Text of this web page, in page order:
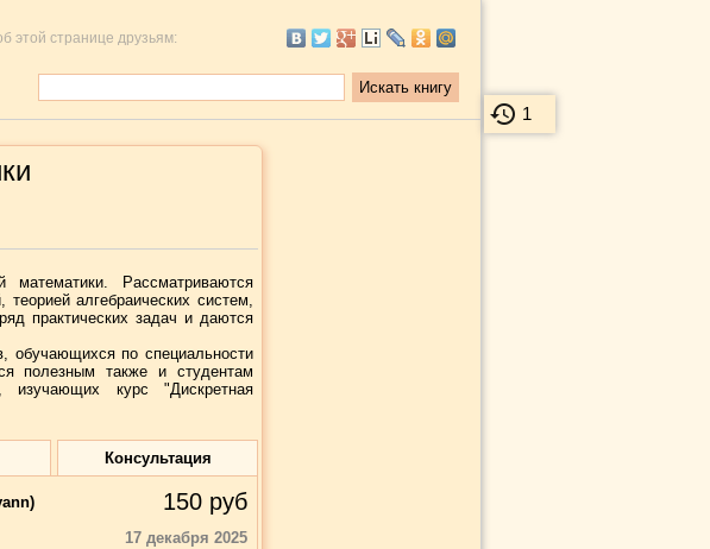
1
этой странице друзьям:
математики. Рассматриваются
алгебраических систем,
практических задач и даются
обучающихся по специальности
полезным также и студентам
изучающих курс "Дискретная
Консультация
150 руб
17 декабря 2025